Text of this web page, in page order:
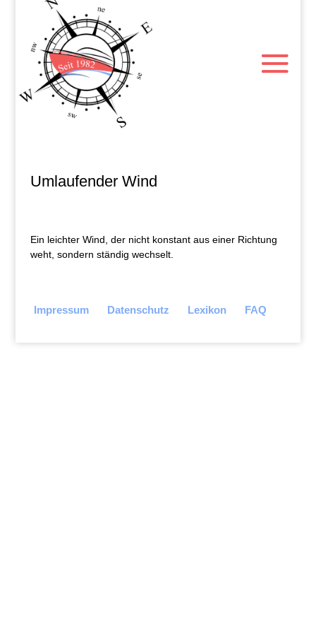
Umlaufender Wind
Ein leichter Wind, der nicht konstant aus einer Richtung
weht, sondern ständig wechselt.
Impressum Datenschutz Lexikon FAQ